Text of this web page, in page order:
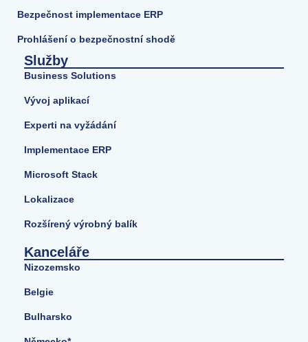
Bezpečnost implementace ERP
Prohlášení o bezpečnostní shodě
Služby
Business Solutions
Vývoj aplikací
Experti na vyžádání
Implementace ERP
Microsoft Stack
Lokalizace
Rozšírený výrobný balík
Kanceláře
Nizozemsko
Belgie
Bulharsko